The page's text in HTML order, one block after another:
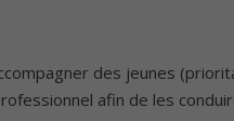
des jeunes
afin de les